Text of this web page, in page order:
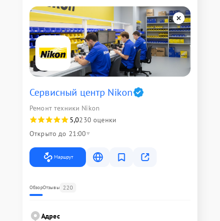
Сервисный центр Nikon
Ремонт техники Nikon
5,0230 оценки
Открыто до 21:00
Маршрут
ОбзорОтзывы 220
Адрес